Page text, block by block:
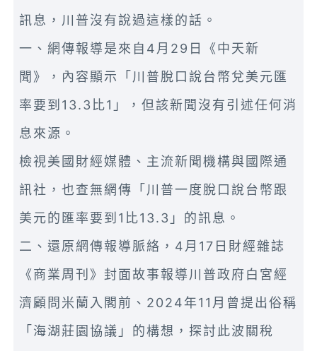
訊息，川普沒有說過這樣的話。
一、網傳報導是來自4月29日《中天新
聞》，內容顯示「川普脫口說台幣兌美元匯
率要到13.3比1」，但該新聞沒有引述任何消
息來源。
檢視美國財經媒體、主流新聞機構與國際通
訊社，也查無網傳「川普一度脫口說台幣跟
美元的匯率要到1比13.3」的訊息。
二、還原網傳報導脈絡，4月17日財經雜誌
《商業周刊》封面故事報導川普政府白宮經
濟顧問米蘭入閣前、2024年11月曾提出俗稱
「海湖莊園協議」的構想，探討此波關稅